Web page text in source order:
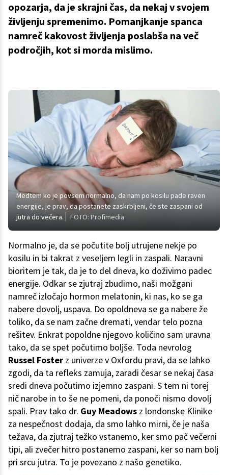
opozarja, da je skrajni čas, da nekaj v svojem
življenju spremenimo. Pomanjkanje spanca
namreč kakovost življenja poslabša na več
področjih, kot si morda mislimo.
Medtem ko je povsem normalno, da nam po kosilu pade raven
energije, je prav, da postanete zaskrbljeni, če ste zaspani od
jutra do večera.
FOTO: Profimedia
Normalno je, da se počutite bolj utrujene nekje po
kosilu in bi takrat z veseljem legli in zaspali. Naravni
bioritem je tak, da je to del dneva, ko doživimo padec
energije. Odkar se zjutraj zbudimo, naši možgani
namreč izločajo hormon melatonin, ki nas, ko se ga
nabere dovolj, uspava. Do opoldneva se ga nabere že
toliko, da se nam začne dremati, vendar telo pozna
rešitev. Enkrat popoldne njegovo količino sam uravna
tako, da se spet počutimo boljše. Toda nevrolog
Russel Foster z univerze v Oxfordu pravi, da se lahko
zgodi, da ta refleks zamuja, zaradi česar se nekaj časa
sredi dneva počutimo izjemno zaspani. S tem ni torej
nič narobe in to še ne pomeni, da ponoči nismo dovolj
spali. Prav tako dr. Guy Meadows z londonske Klinike
za nespečnost dodaja, da smo lahko mirni, če je naša
težava, da zjutraj težko vstanemo, ker smo pač večerni
tipi, ali zvečer hitro postanemo zaspani, ker so nam bolj
pri srcu jutra. To je povezano z našo genetiko.